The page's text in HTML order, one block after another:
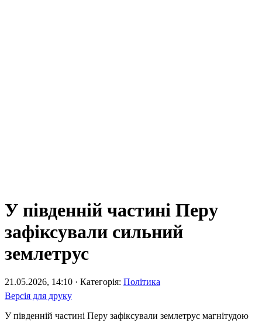
У південній частині Перу
зафіксували сильний
землетрус
21.05.2026, 14:10 · Категорія: Політика
Версія для друку
У південній частині Перу зафіксували землетрус магнітудою